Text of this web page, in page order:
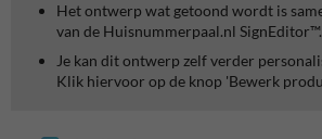
Het ontwerp wat getoond wordt is
van de Huisnummerpaal.nl SignEditor™.
Je kan dit ontwerp zelf verder
Klik hiervoor op de knop 'Bewerk